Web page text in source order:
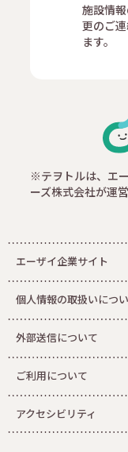
施設情
更のご
ます。
※テヲトルは、エ
ーズ株式会社が運
エーザイ企業サイト
個人情報の取扱いにつ
外部送信について
ご利用について
アクセシビリティ